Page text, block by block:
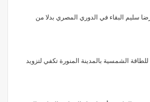
رضا سليم البقاء في الدوري المصري بدلا من
الشمسية بالمدينة المنورة تكفي لتزويد